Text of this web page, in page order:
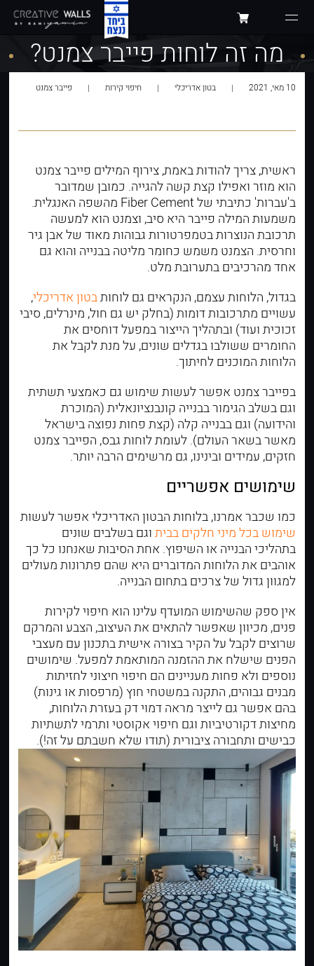
מה זה לוחות פייבר צמנט?
10 מאי, 2021 בטון אדריכלי חיפוי קירות פייבר צמנט
ראשית, צריך להודות באמת, צירוף המילים פייבר צמנט
הוא מוזר ואפילו קצת קשה להגייה. כמובן שמדובר
ב'עברות' כתיבתי של Fiber Cement מהשפה האנגלית.
משמעות המילה פייבר היא סיב, וצמנט הוא למעשה
תרכובת הנוצרות בטמפרטורות גבוהות מאוד של אבן גיר
וחרסית. הצמנט משמש כחומר מליטה בבנייה והוא גם
אחד מהרכיבים בתערובת מלט.
בגדול, הלוחות עצמם, הנקראים גם לוחותבטון אדריכלי,
עשויים מתרכובות דומות (בחלק יש גם חול, מינרלים, סיבי
זכוכית ועוד) ובתהליך הייצור במפעל דוחסים את
החומרים ששולבו בגדלים שונים, על מנת לקבל את
הלוחות המוכנים לחיתוך.
בפייבר צמנט אפשר לעשות שימוש גם כאמצעי תשתית
וגם בשלב הגימור בבנייה קונבנציונאלית (המוכרת
והידועה) וגם בבנייה קלה (קצת פחות נפוצה בישראל
מאשר בשאר העולם). לעומת לוחות גבס, הפייבר צמנט
חזקים, עמידים ובינינו, גם מרשימים הרבה יותר.
שימושים אפשריים
כמו שכבר אמרנו, בלוחות הבטון האדריכלי אפשר לעשות
שימוש בכל מיני חלקים בביתוגם בשלבים שונים
בתהליכי הבנייה או השיפוץ. אחת הסיבות שאנחנו כל כך
אוהבים את הלוחות המדוברים היא שהם פתרונות מעולים
למגוון גדול של צרכים בתחום הבנייה.
אין ספק שהשימוש המועדף עלינו הוא חיפוי לקירות
פנים, מכיוון שאפשר להתאים את העיצוב, הצבע והמרקם
שרוצים לקבל על הקיר בצורה אישית בתכנון עם מעצבי
הפנים שישלח את ההזמנה המותאמת למפעל. שימושים
נוספים ולא פחות מעניינים הם חיפוי חיצונילחזיתות
מבנים גבוהים, התקנה במשטחי חוץ (מרפסות או גינות)
בהם אפשר גם לייצר מראה דמוי דק בעזרת הלוחות,
מחיצות דקורטיביות וגם חיפוי אקוסטי ותרמי לתשתיות
כבישים ותחבורה ציבורית (תודו שלא חשבתם על זה!).